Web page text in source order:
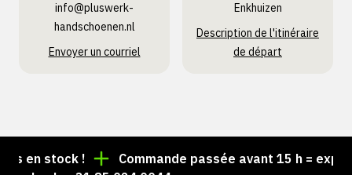
info@pluswerk­
handschoenen.nl
Envoyer un courriel
Enkhuizen
Description de l'itinéraire
de départ
stock !
Commande passée avant 15 h =